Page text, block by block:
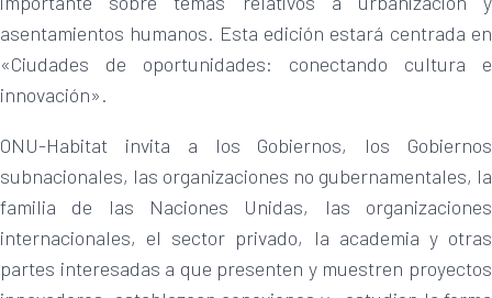
asentamientos humanos. Esta edición estará centrada en
«Ciudades de oportunidades: conectando cultura e
innovación».
ONU-Habitat invita a los Gobiernos, los Gobiernos
subnacionales, las organizaciones no gubernamentales, la
familia de las Naciones Unidas, las organizaciones
internacionales, el sector privado, la academia y otras
partes interesadas a que presenten y muestren proyectos